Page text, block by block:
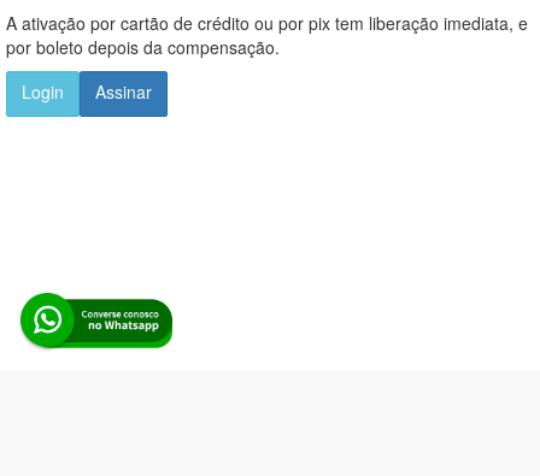
A ativação por cartão de crédito ou por pix tem liberação imediata, e
por boleto depois da compensação.
Login
Assinar